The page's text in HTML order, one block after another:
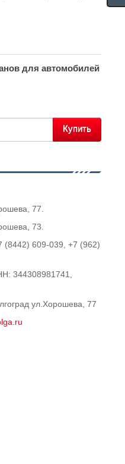
для автомобилей
Купить
77.
73.
609-039, +7 (962)
344308981741,
ул.Хорошева, 77